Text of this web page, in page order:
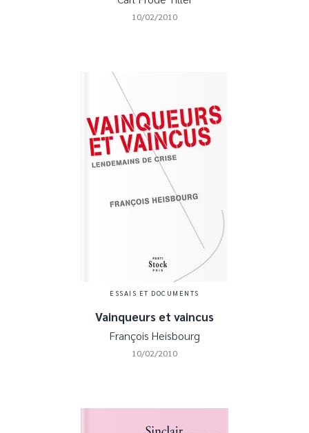
10/02/2010
ESSAIS ET DOCUMENTS
Vainqueurs et vaincus
François Heisbourg
10/02/2010